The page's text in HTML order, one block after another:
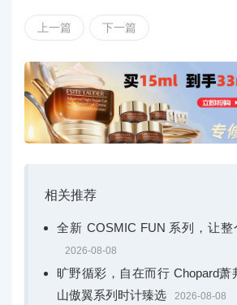
上一篇 下一篇
相关推荐
全新 COSMIC FUN 系列，让
2026-08-08
旷野循彩，自在而行 Chopard萧
山傲翼系列时计臻选
2026-08-08